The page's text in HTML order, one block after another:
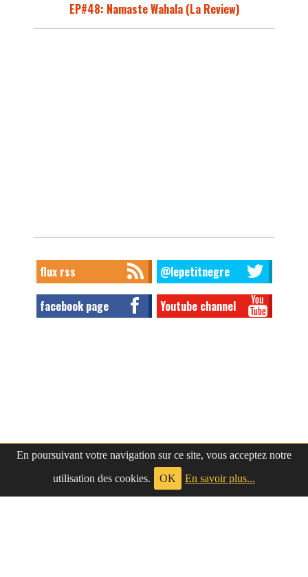
En poursuivant votre navigation sur ce site, vous acceptez notre
utilisation des cookies.
OK En savoir plus...
EP#48: Namaste Wahala (La Review)
flux rss @lepetitnegre
facebook page Youtube channel